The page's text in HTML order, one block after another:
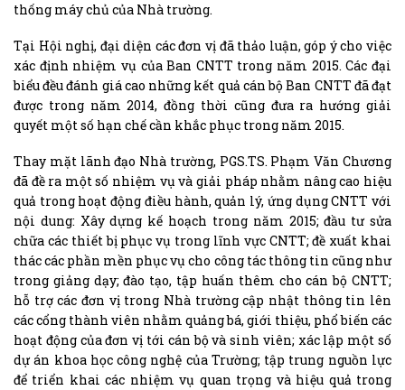
thống máy chủ của Nhà trường.
Tại Hội nghị, đại diện các đơn vị đã thảo luận, góp ý cho việc
xác định nhiệm vụ của Ban CNTT trong năm 2015. Các đại
biểu đều đánh giá cao những kết quả cán bộ Ban CNTT đã đạt
được trong năm 2014, đồng thời cũng đưa ra hướng giải
quyết một số hạn chế cần khắc phục trong năm 2015.
Thay mặt lãnh đạo Nhà trường, PGS.TS. Phạm Văn Chương
đã đề ra một số nhiệm vụ và giải pháp nhằm nâng cao hiệu
quả trong hoạt động điều hành, quản lý, ứng dụng CNTT với
nội dung: Xây dựng kế hoạch trong năm 2015; đầu tư sửa
chữa các thiết bị phục vụ trong lĩnh vực CNTT; đề xuất khai
thác các phần mền phục vụ cho công tác thông tin cũng như
trong giảng dạy; đào tạo, tập huấn thêm cho cán bộ CNTT;
hỗ trợ các đơn vị trong Nhà trường cập nhật thông tin lên
các cổng thành viên nhằm quảng bá, giới thiệu, phổ biến các
hoạt động của đơn vị tới cán bộ và sinh viên; xác lập một số
dự án khoa học công nghệ của Trường; tập trung nguồn lực
để triển khai các nhiệm vụ quan trọng và hiệu quả trong